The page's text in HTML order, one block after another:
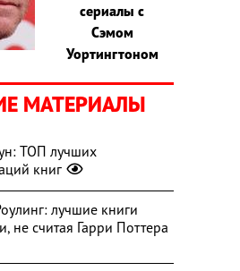
сериалы с
Сэмом
Уортингтоном
МАТЕРИАЛЫ
ТОП лучших
книг
лучшие книги
не считая Гарри Поттера